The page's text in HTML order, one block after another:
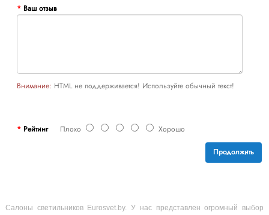
Ваш отзыв
Внимание: HTML не поддерживается! Используйте обычный текст!
РейтингПлохо Хорошо
Продолжить
Салоны светильников Eurosvet.by. У нас представлен огромный выбор